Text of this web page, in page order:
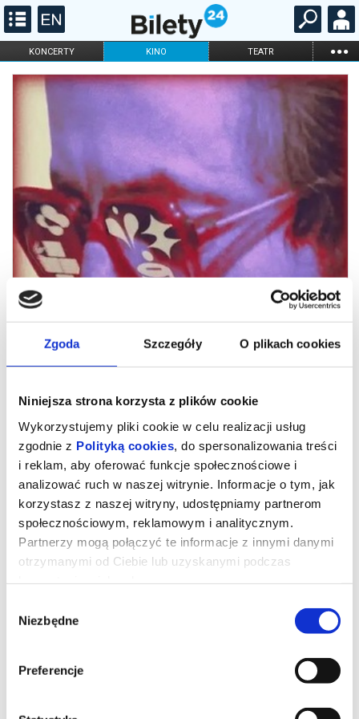
Zgoda Szczegóły O plikach cookies
Niniejsza strona korzysta z plików cookie
Wykorzystujemy pliki cookie w celu realizacji usług
zgodnie z Polityką cookies , do spersonalizowania treści
i reklam, aby oferować funkcje społecznościowe i
analizować ruch w naszej witrynie. Informacje o tym, jak
korzystasz z naszej witryny, udostępniamy partnerom
społecznościowym, reklamowym i analitycznym.
Partnerzy mogą połączyć te informacje z innymi danymi
otrzymanymi od Ciebie lub uzyskanymi podczas
zgody
Niezbędne
Preferencje
KONCERTY KINO TEATR ...
FILHARMONIA OPERA I BALET
STAND-UP
DLA DZIECI
Znaki Pana Śliwki | FKS
Wbrew oczekiwaniom rodziny Karol Śliwka opuszcza wieś i
zaczyna studia artystyczne w Warszawie. Postanawia zająć się
znaki nie wiszą w galeriach, ale są obecne w polskich domach, na